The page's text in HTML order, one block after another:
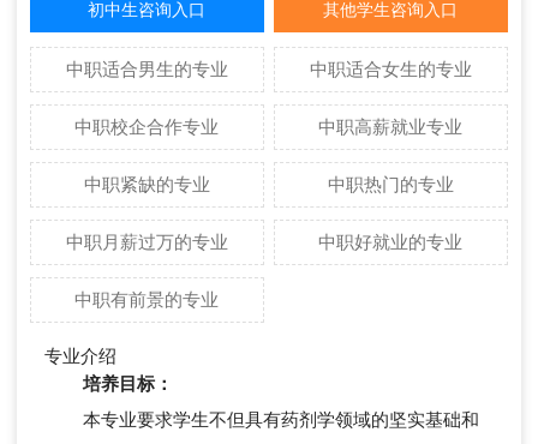
初中生咨询入口 其他学生咨询入口
中职适合男生的专业 中职适合女生的专业
中职校企合作专业 中职高薪就业专业
中职紧缺的专业 中职热门的专业
中职月薪过万的专业 中职好就业的专业
中职有前景的专业
专业介绍
培养目标：
本专业要求学生不但具有药剂学领域的坚实基础和